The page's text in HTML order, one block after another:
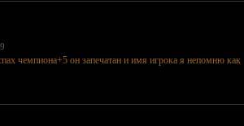
чемпиона+5 он запечатан и имя игрока я непомню как